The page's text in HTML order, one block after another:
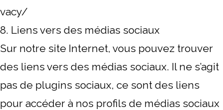
vacy/
8. Liens vers des médias sociaux
Sur notre site Internet, vous pouvez trouver
des liens vers des médias sociaux. Il ne s’agit
pas de plugins sociaux, ce sont des liens
pour accéder à nos profils de médias sociaux